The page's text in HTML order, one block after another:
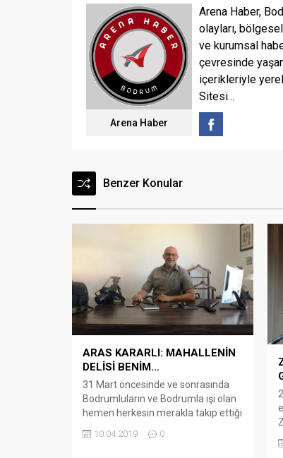
Arena Haber
Arena Haber,
olayları,
ve kurumsal
çevresinde
içerikleriyle
Sitesi...
Benzer Konular
ARAS KARARLI: MAHALLENİN
DELİSİ BENİM…
31 Mart öncesinde ve sonrasında
Bodrumluların ve Bodrumla işi olan
hemen herkesin merakla takip ettiği
Aras, dün akşam Bodrum Basını ile
10.04.2019 0